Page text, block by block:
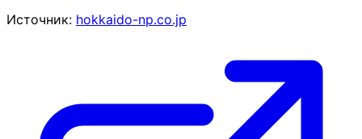
Источник: hokkaido-np.co.jp